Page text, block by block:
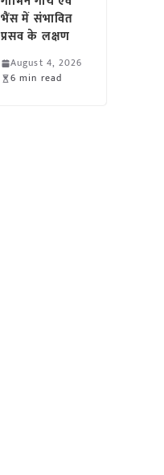
भैंस में संभावित
प्रसव के लक्षण
August 4, 2026
6 min read